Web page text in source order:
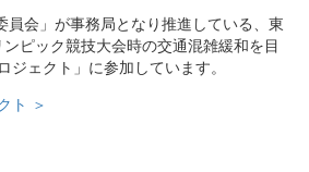
員会」が事務局となり推進している、東
ピック競技大会時の交通混雑緩和を目
ェクト」に参加しています。
ト ＞